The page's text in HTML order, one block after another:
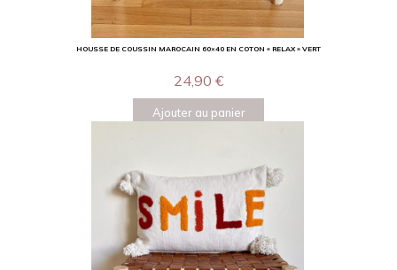
HOUSSE DE COUSSIN MAROCAIN 60×40 EN COTON « RELAX » VERT
24,90 €
Ajouter au panier